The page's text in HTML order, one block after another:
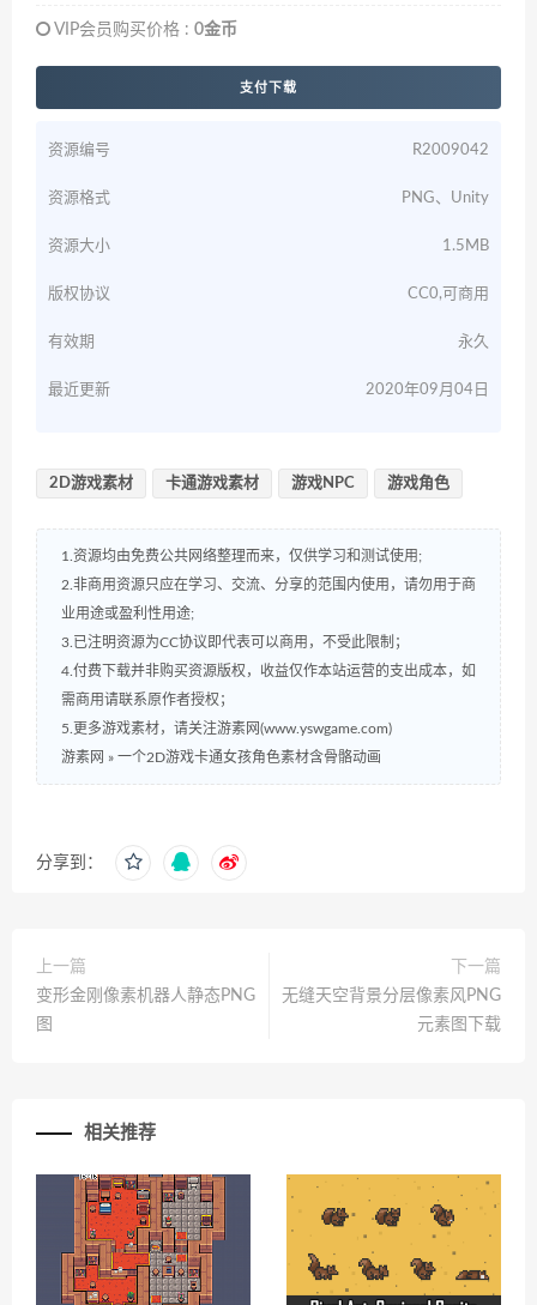
VIP会员购买价格 : 0金币
支付下载
资源编号 R2009042
资源格式 PNG、Unity
资源大小 1.5MB
版权协议 CC0,可商用
有效期 永久
最近更新 2020年09月04日
2D游戏素材 卡通游戏素材 游戏NPC 游戏角色
1.资源均由免费公共网络整理而来，仅供学习和测试使用;
2.非商用资源只应在学习、交流、分享的范围内使用，请勿用于商
业用途或盈利性用途;
3.已注明资源为CC协议即代表可以商用，不受此限制；
4.付费下载并非购买资源版权，收益仅作本站运营的支出成本，如
需商用请联系原作者授权；
5.更多游戏素材，请关注游素网(www.yswgame.com)
游素网 » 一个2D游戏卡通女孩角色素材含骨骼动画
分享到：
上一篇
变形金刚像素机器人静态PNG
图
下一篇
无缝天空背景分层像素风PNG
元素图下载
相关推荐